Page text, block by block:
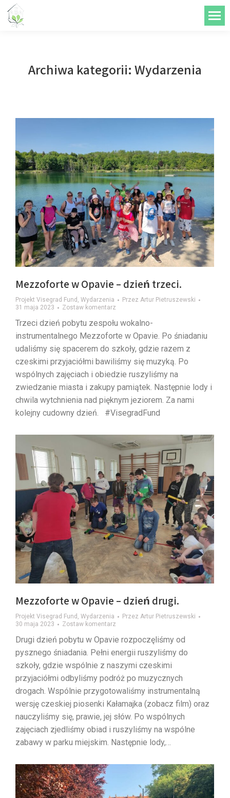
treści
Archiwa kategorii: Wydarzenia
Mezzoforte w Opavie – dzień trzeci.
Projekt Visegrad Fund , Wydarzenia Przez Artur Pietruszewski
31 maja 2023
Zostaw komentarz
Trzeci dzień pobytu zespołu wokalno-
instrumentalnego Mezzoforte w Opavie. Po śniadaniu
udaliśmy się spacerem do szkoły, gdzie razem z
czeskimi przyjaciółmi bawiliśmy się muzyką. Po
wspólnych zajęciach i obiedzie ruszyliśmy na
zwiedzanie miasta i zakupy pamiątek. Następnie lody i
chwila wytchnienia nad pięknym jeziorem. Za nami
kolejny cudowny dzień. #VisegradFund
Mezzoforte w Opavie – dzień drugi.
Projekt Visegrad Fund , Wydarzenia Przez Artur Pietruszewski
30 maja 2023
Zostaw komentarz
Drugi dzień pobytu w Opavie rozpoczęliśmy od
pysznego śniadania. Pełni energii ruszyliśmy do
szkoły, gdzie wspólnie z naszymi czeskimi
przyjaciółmi odbyliśmy podróż po muzycznych
drogach. Wspólnie przygotowaliśmy instrumentalną
wersję czeskiej piosenki Kałamajka (zobacz film) oraz
nauczyliśmy się, prawie, jej słów. Po wspólnych
zajęciach zjedliśmy obiad i ruszyliśmy na wspólne
zabawy w parku miejskim. Następnie lody,…